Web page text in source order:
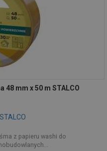
48 mm x 50 m STALCO
STALCO
z papieru washi do